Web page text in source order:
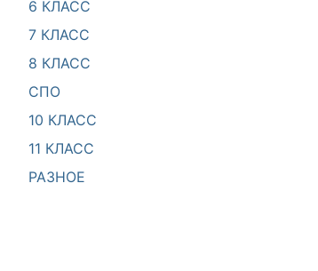
6 КЛАСС
7 КЛАСС
8 КЛАСС
СПО
10 КЛАСС
11 КЛАСС
РАЗНОЕ